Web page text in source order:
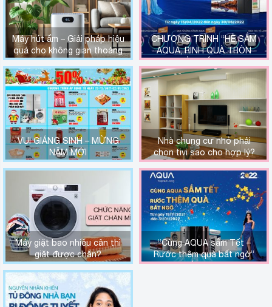
Máy hút ẩm – Giải pháp hiệu
quả cho không gian thoáng
mát
CHƯƠNG TRÌNH “HÈ SẮM
AQUA, RINH QUÀ TRÒN
CẢM HỨNG”
VUI GIÁNG SINH – MỪNG
NĂM MỚI
Nhà chung cư nhỏ phải
chọn tivi sao cho hợp lý?
Máy giặt bao nhiêu cân thì
giặt được chăn?
“Cùng AQUA sắm Tết –
Rước thêm quà bất ngờ”
khi mua sắm tại Long Bình